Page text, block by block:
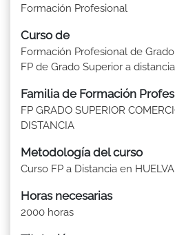
Formación Profesional
Curso de
Formación Profesional de
FP de Grado Superior a distancia
Familia de Formación
FP GRADO SUPERIOR
DISTANCIA
Metodología del curso
Curso FP a Distancia en HUELVA
Horas necesarias
2000 horas